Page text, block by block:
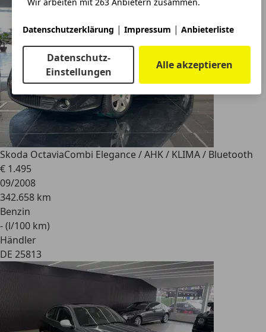
Datenschutzerklärung | Impressum | Anbieterliste
Datenschutz-
Einstellungen
Alle akzeptieren
Skoda OctaviaCombi Elegance / AHK / KLIMA / Bluetooth
€ 1.495
09/2008
342.658 km
Benzin
- (l/100 km)
Händler
DE 25813